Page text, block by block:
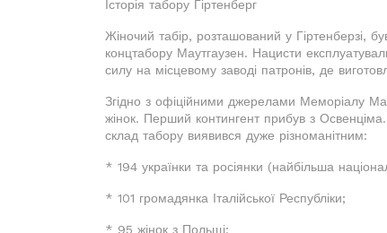
Історія табору Гіртенберг
Жіночий табір, розташований у Гіртенберзі,
концтабору Маутгаузен. Нацисти
силу на місцевому заводі патронів, де
Згідно з офіційними джерелами Меморіалу
жінок. Перший контингент прибув з
склад табору виявився дуже різноманітним:
* 194 українки та росіянки (найбільша
* 101 громадянка Італійської Республіки;
* 95 жінок з Польщі;